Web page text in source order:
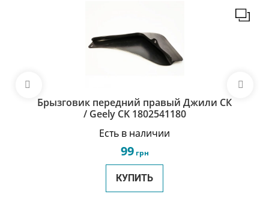
Брызговик передний правый Джили СК
/ Geely CK 1802541180
Есть в наличии
99грн
КУПИТЬ